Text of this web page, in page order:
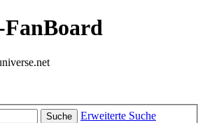
Suche Erweiterte Suche